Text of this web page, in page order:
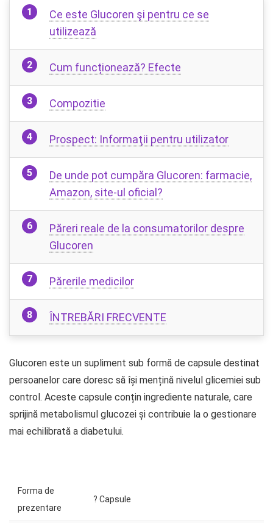
Ce este Glucoren şi pentru ce se
utilizează
Cum funcționează? Efecte
Compozitie
Prospect: Informaţii pentru utilizator
De unde pot cumpăra Glucoren: farmacie,
Amazon, site-ul oficial?
Păreri reale de la consumatorilor despre
Glucoren
Părerile medicilor
ÎNTREBĂRI FRECVENTE
Glucoren este un supliment sub formă de capsule destinat
persoanelor care doresc să își mențină nivelul glicemiei sub
control. Aceste capsule conțin ingrediente naturale, care
sprijină metabolismul glucozei și contribuie la o gestionare
mai echilibrată a diabetului.
Forma de
prezentare
? Capsule